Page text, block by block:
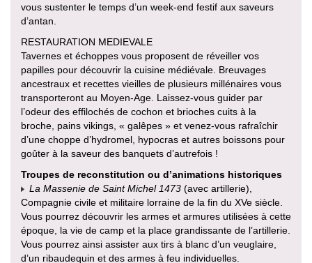
vous sustenter le temps d’un week-end festif aux saveurs
d’antan.
RESTAURATION MEDIEVALE
Tavernes et échoppes vous proposent de réveiller vos
papilles pour découvrir la cuisine médiévale. Breuvages
ancestraux et recettes vieilles de plusieurs millénaires vous
transporteront au Moyen-Age. Laissez-vous guider par
l’odeur des effilochés de cochon et brioches cuits à la
broche, pains vikings, « galêpes » et venez-vous rafraîchir
d’une choppe d’hydromel, hypocras et autres boissons pour
goûter à la saveur des banquets d’autrefois !
Troupes de reconstitution ou d’animations historiques
La Massenie de Saint Michel 1473 (avec artillerie),
Compagnie civile et militaire lorraine de la fin du XVe siècle.
Vous pourrez découvrir les armes et armures utilisées à cette
époque, la vie de camp et la place grandissante de l’artillerie.
Vous pourrez ainsi assister aux tirs à blanc d’un veuglaire,
d’un ribaudequin et des armes à feu individuelles.